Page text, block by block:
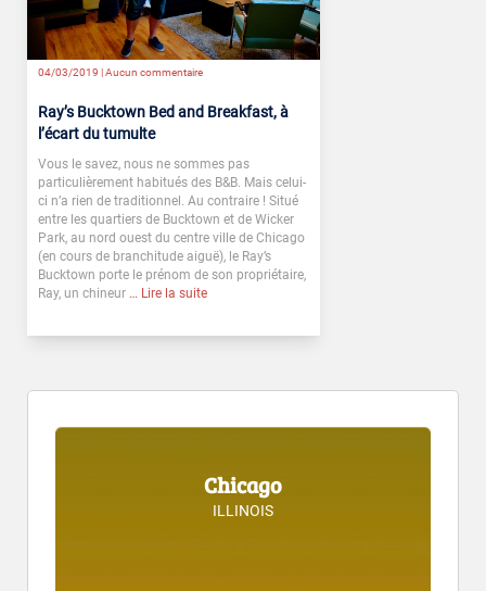
04/03/2019 | Aucun commentaire
Ray’s Bucktown Bed and Breakfast, à
l’écart du tumulte
Vous le savez, nous ne sommes pas
particulièrement habitués des B&B. Mais celui-
ci n’a rien de traditionnel. Au contraire ! Situé
entre les quartiers de Bucktown et de Wicker
Park, au nord ouest du centre ville de Chicago
(en cours de branchitude aiguë), le Ray’s
Bucktown porte le prénom de son propriétaire,
Ray, un chineur … Lire la suite
Chicago
ILLINOIS